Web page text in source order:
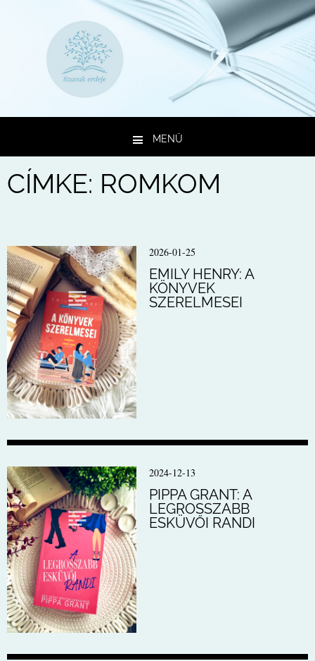
MENÜ
Kilépés a tartalomba
CÍMKE: ROMKOM
2026-01-25
EMILY HENRY: A
KÖNYVEK
SZERELMESEI
2024-12-13
PIPPA GRANT: A
LEGROSSZABB
ESKÜVŐI RANDI